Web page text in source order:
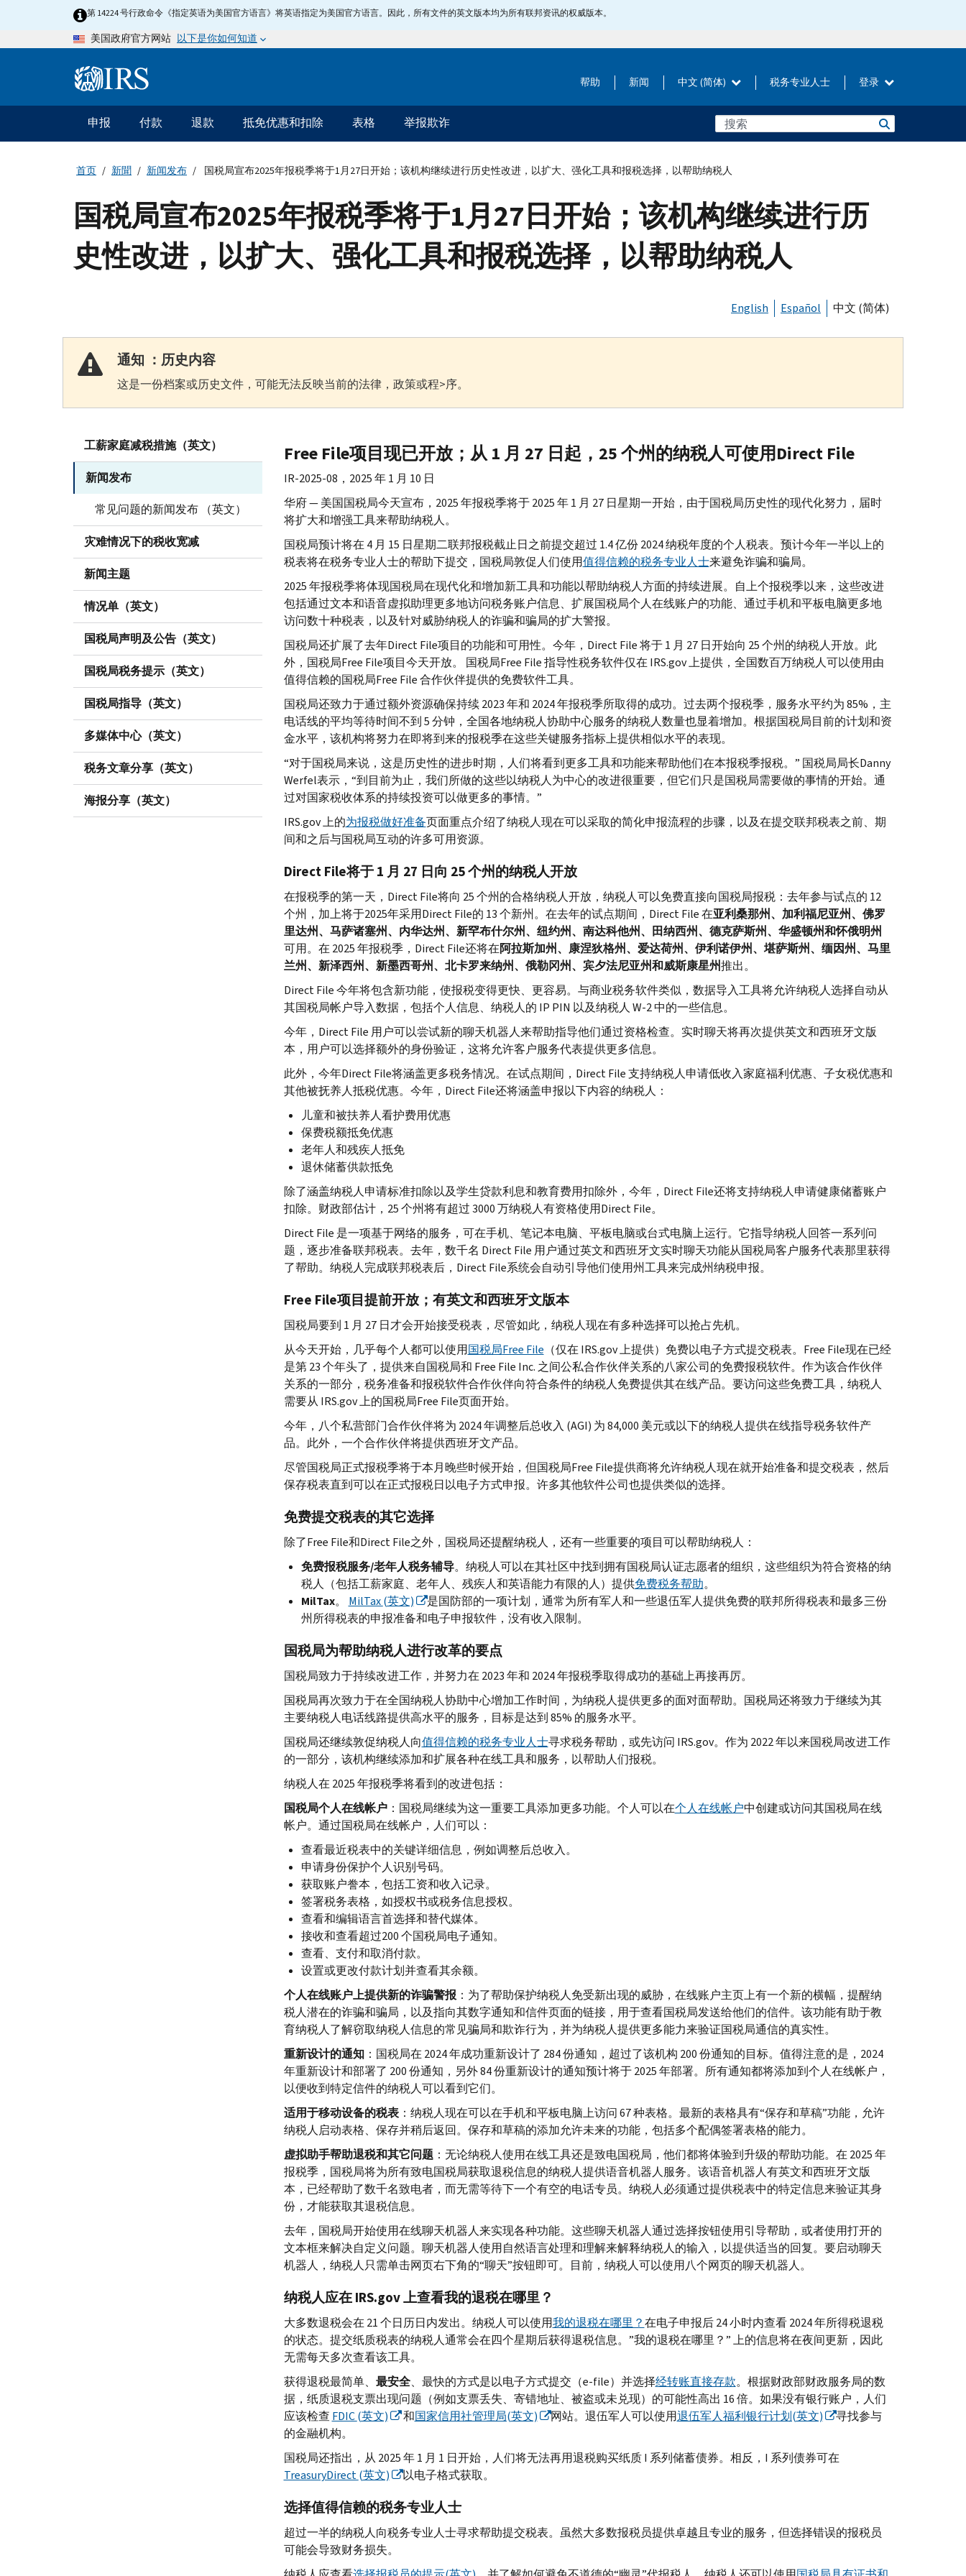
第 14224 号行政命令《指定英语为美国官方语言》将英语指定为美国官方语言。因此，所有文件的英文版本均为所有联邦资讯的权威版本。
美国政府官方网站 以下是你如何知道
Information 帮助 新闻 中文 (简体) 税务专业人士 登录
主
要
导
申报 付款 退款 抵免优惠和扣除 表格 举报欺诈
首页 新聞 新闻发布 国税局宣布2025年报税季将于1月27日开始；该机构继续进行历史性改进，以扩大、强化工具和报税选择，以帮助纳税人
国税局宣布2025年报税季将于1月27日开始；该机构继续进行历
史性改进，以扩大、强化工具和报税选择，以帮助纳税人
English Español 中文 (简体)
通知 ：历史内容
这是一份档案或历史文件，可能无法反映当前的法律，政策或程>序。
工薪家庭减税措施（英文）
新闻发布
常见问题的新闻发布 （英文）
灾难情况下的税收宽减
新闻主题
情况单（英文）
国税局声明及公告（英文）
国税局税务提示（英文）
国税局指导（英文）
多媒体中心（英文）
税务文章分享（英文）
海报分享（英文）
Free File项目现已开放；从 1 月 27 日起，25 个州的纳税人可使用Direct File
IR-2025-08，2025 年 1 月 10 日
华府 — 美国国税局今天宣布，2025 年报税季将于 2025 年 1 月 27 日星期一开始，由于国税局历史性的现代化努力，届时
将扩大和增强工具来帮助纳税人。
国税局预计将在 4 月 15 日星期二联邦报税截止日之前提交超过 1.4 亿份 2024 纳税年度的个人税表。预计今年一半以上的
税表将在税务专业人士的帮助下提交，国税局敦促人们使用值得信赖的税务专业人士来避免诈骗和骗局。
2025 年报税季将体现国税局在现代化和增加新工具和功能以帮助纳税人方面的持续进展。自上个报税季以来，这些改进
包括通过文本和语音虚拟助理更多地访问税务账户信息、扩展国税局个人在线账户的功能、通过手机和平板电脑更多地
访问数十种税表，以及针对威胁纳税人的诈骗和骗局的扩大警报。
国税局还扩展了去年Direct File项目的功能和可用性。今年， Direct File将于 1 月 27 日开始向 25 个州的纳税人开放。此
外，国税局Free File项目今天开放。 国税局Free File指导性税务软件仅在 IRS.gov上提供，全国数百万纳税人可以使用由
值得信赖的国税局Free File合作伙伴提供的免费软件工具。
国税局还致力于通过额外资源确保持续 2023 年和 2024 年报税季所取得的成功。过去两个报税季，服务水平约为 85%，主
电话线的平均等待时间不到 5 分钟，全国各地纳税人协助中心服务的纳税人数量也显着增加。根据国税局目前的计划和资
金水平，该机构将努力在即将到来的报税季在这些关键服务指标上提供相似水平的表现。
“对于国税局来说，这是历史性的进步时期，人们将看到更多工具和功能来帮助他们在本报税季报税。” 国税局局长Danny
Werfel表示，“到目前为止，我们所做的这些以纳税人为中心的改进很重要，但它们只是国税局需要做的事情的开始。通
过对国家税收体系的持续投资可以做更多的事情。”
IRS.gov上的为报税做好准备页面重点介绍了纳税人现在可以采取的简化申报流程的步骤，以及在提交联邦税表之前、期
间和之后与国税局互动的许多可用资源。
Direct File将于 1 月 27 日向 25 个州的纳税人开放
在报税季的第一天， Direct File将向 25 个州的合格纳税人开放，纳税人可以免费直接向国税局报税：去年参与试点的 12
个州，加上将于2025年采用Direct File的 13 个新州。在去年的试点期间， Direct File在亚利桑那州、加利福尼亚州、佛罗
里达州、马萨诸塞州、内华达州、新罕布什尔州、纽约州、南达科他州、田纳西州、德克萨斯州、华盛顿州和怀俄明州
可用。在 2025 年报税季， Direct File还将在阿拉斯加州、康涅狄格州、爱达荷州、伊利诺伊州、堪萨斯州、缅因州、马里
兰州、新泽西州、新墨西哥州、北卡罗来纳州、俄勒冈州、宾夕法尼亚州和威斯康星州推出。
Direct File今年将包含新功能，使报税变得更快、更容易。与商业税务软件类似，数据导入工具将允许纳税人选择自动从
其国税局帐户导入数据，包括个人信息、纳税人的 IP PIN 以及纳税人 W-2 中的一些信息。
今年， Direct File 用户可以尝试新的聊天机器人来帮助指导他们通过资格检查。实时聊天将再次提供英文和西班牙文版
本，用户可以选择额外的身份验证，这将允许客户服务代表提供更多信息。
此外，今年Direct File将涵盖更多税务情况。在试点期间， Direct File支持纳税人申请低收入家庭福利优惠、子女税优惠和
其他被抚养人抵税优惠。今年， Direct File还将涵盖申报以下内容的纳税人：
儿童和被扶养人看护费用优惠
保费税额抵免优惠
老年人和残疾人抵免
退休储蓄供款抵免
除了涵盖纳税人申请标准扣除以及学生贷款利息和教育费用扣除外，今年， Direct File还将支持纳税人申请健康储蓄账户
扣除。财政部估计，25 个州将有超过 3000 万纳税人有资格使用Direct File。
Direct File 是一项基于网络的服务，可在手机、笔记本电脑、平板电脑或台式电脑上运行。它指导纳税人回答一系列问
题，逐步准备联邦税表。去年，数千名 Direct File 用户通过英文和西班牙文实时聊天功能从国税局客户服务代表那里获得
了帮助。纳税人完成联邦税表后， Direct File系统会自动引导他们使用州工具来完成州纳税申报。
Free File项目提前开放；有英文和西班牙文版本
国税局要到 1 月 27 日才会开始接受税表，尽管如此，纳税人现在有多种选择可以抢占先机。
从今天开始，几乎每个人都可以使用国税局Free File （仅在 IRS.gov上提供）免费以电子方式提交税表。 Free File现在已经
是第 23 个年头了，提供来自国税局和 Free File Inc. 之间公私合作伙伴关系的八家公司的免费报税软件。作为该合作伙伴
关系的一部分，税务准备和报税软件合作伙伴向符合条件的纳税人免费提供其在线产品。要访问这些免费工具，纳税人
需要从 IRS.gov上的国税局Free File页面开始。
今年，八个私营部门合作伙伴将为 2024 年调整后总收入 (AGI) 为 84,000 美元或以下的纳税人提供在线指导税务软件产
品。此外，一个合作伙伴将提供西班牙文产品。
尽管国税局正式报税季将于本月晚些时候开始，但国税局Free File提供商将允许纳税人现在就开始准备和提交税表，然后
保存税表直到可以在正式报税日以电子方式申报。许多其他软件公司也提供类似的选择。
免费提交税表的其它选择
除了Free File和Direct File之外，国税局还提醒纳税人，还有一些重要的项目可以帮助纳税人：
免费报税服务/老年人税务辅导。纳税人可以在其社区中找到拥有国税局认证志愿者的组织，这些组织为符合资格的纳
税人（包括工薪家庭、老年人、残疾人和英语能力有限的人）提供免费税务帮助。
MilTax。 MilTax(英文)
是国防部的一项计划，通常为所有军人和一些退伍军人提供免费的联邦所得税表和最多三份
州所得税表的申报准备和电子申报软件，没有收入限制。
国税局为帮助纳税人进行改革的要点
国税局致力于持续改进工作，并努力在 2023 年和 2024 年报税季取得成功的基础上再接再厉。
国税局再次致力于在全国纳税人协助中心增加工作时间，为纳税人提供更多的面对面帮助。国税局还将致力于继续为其
主要纳税人电话线路提供高水平的服务，目标是达到 85% 的服务水平。
国税局还继续敦促纳税人向值得信赖的税务专业人士寻求税务帮助，或先访问 IRS.gov。作为 2022 年以来国税局改进工作
的一部分，该机构继续添加和扩展各种在线工具和服务，以帮助人们报税。
纳税人在 2025 年报税季将看到的改进包括：
国税局个人在线帐户：国税局继续为这一重要工具添加更多功能。个人可以在个人在线帐户中创建或访问其国税局在线
帐户。通过国税局在线帐户，人们可以：
查看最近税表中的关键详细信息，例如调整后总收​​入。
申请身份保护个人识别号码。
获取账户誊本，包括工资和收入记录。
签署税务表格，如授权书或税务信息授权。
查看和编辑语言首选择和替代媒体。
接收和查看超过200 个国税局电子通知。
查看、支付和取消付款。
设置或更改付款计划并查看其余额。
个人在线账户上提供新的诈骗警报：为了帮助保护纳税人免受新出现的威胁，在线账户主页上有一个新的横幅，提醒纳
税人潜在的诈骗和骗局，以及指向其数字通知和信件页面的链接，用于查看国税局发送给他们的信件。该功能有助于教
育纳税人了解窃取纳税人信息的常见骗局和欺诈行为，并为纳税人提供更多能力来验证国税局通信的真实性。
重新设计的通知：国税局在 2024 年成功重新设计了 284 份通知，超过了该机构 200 份通知的目标。值得注意的是，2024
年重新设计和部署了 200 份通知，另外 84 份重新设计的通知预计将于 2025 年部署。所有通知都将添加到个人在线帐户，
以便收到特定信件的纳税人可以看到它们。
适用于移动设备的税表：纳税人现在可以在手机和平​​板电脑上访问 67 种表格。最新的表格具有“保存和草稿”功能，允许
纳税人启动表格、保存并稍后返回。保存和草稿的添加允许未来的功能，包括多个配偶签署表格的能力。
虚拟助手帮助退税和其它问题：无论纳税人使用在线工具还是致电国税局，他们都将体验到升级的帮助功能。在 2025 年
报税季，国税局将为所有致电国税局获取退税信息的纳税人提供语音机器人服务。该语音机器人有英文和西班牙文版
本，已经帮助了数千名致电者，而无需等待下一个有空的电话专员。纳税人必须通过提供税表中的特定信息来验证其身
份，才能获取其退税信息。
去年，国税局开始使用在线聊天机器人来实现各种功能。这些聊天机器人通过选择按钮使用引导帮助，或者使用打开的
文本框来解决自定义问题。聊天机器人使用自然语言处理和理解来解释纳税人的输入，以提供适当的回复。要启动聊天
机器人，纳税人只需单击网页右下角的“聊天”按钮即可。目前，纳税人可以使用八个网页的聊天机器人。
纳税人应在 IRS.gov上查看我的退税在哪里？
大多数退税会在 21 个日历日内发出。纳税人可以使用我的退税在哪里？在电子申报后 24 小时内查看 2024 年所得税退税
的状态。提交纸质税表的纳税人通常会在四个星期后获得退税信息。”我的退税在​​哪里？” 上的信息将在夜间更新，因此
无需每天多次查看该工具。
获得退税最简单、 最安全、最快的方式是以电子方式提交（e-file）并选择经转账直接存款。根据财政部财政服务局的数
据，纸质退税支票出现问题（例如支票丢失、寄错地址、被盗或未兑现）的可能性高出 16 倍。如果没有银行账户，人们
应该检查 FDIC(英文) 和国家信用社管理局(英文) 网站。退伍军人可以使用退伍军人福利银行计划(英文)
寻找参与
的金融机构。
国税局还指出，从 2025 年 1 月 1 日开始，人们将无法再用退税购买纸质I 系列储蓄债券。相反， I 系列债券可在
TreasuryDirect(英文) 以电子格式获取。
选择值得信赖的税务专业人士
超过一半的纳税人向税务专业人士寻求帮助提交税表。虽然大多数报税员提供卓越且专业的服务，但选择错误的报税员
可能会导致财务损失。